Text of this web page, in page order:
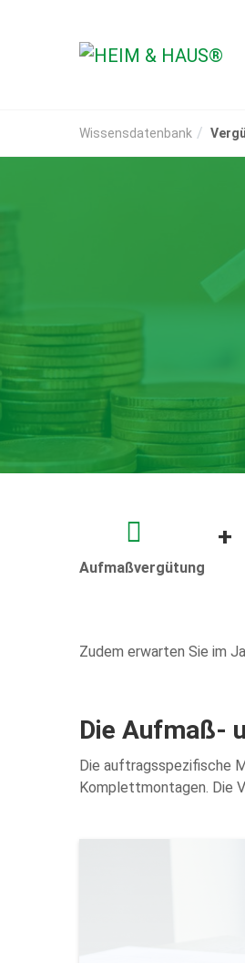
Wissensdatenbank
Aufmaßvergütung
+
Zudem erwarten Sie im
Die Aufmaß-
Die auftragsspezifische
Komplettmontagen. Die